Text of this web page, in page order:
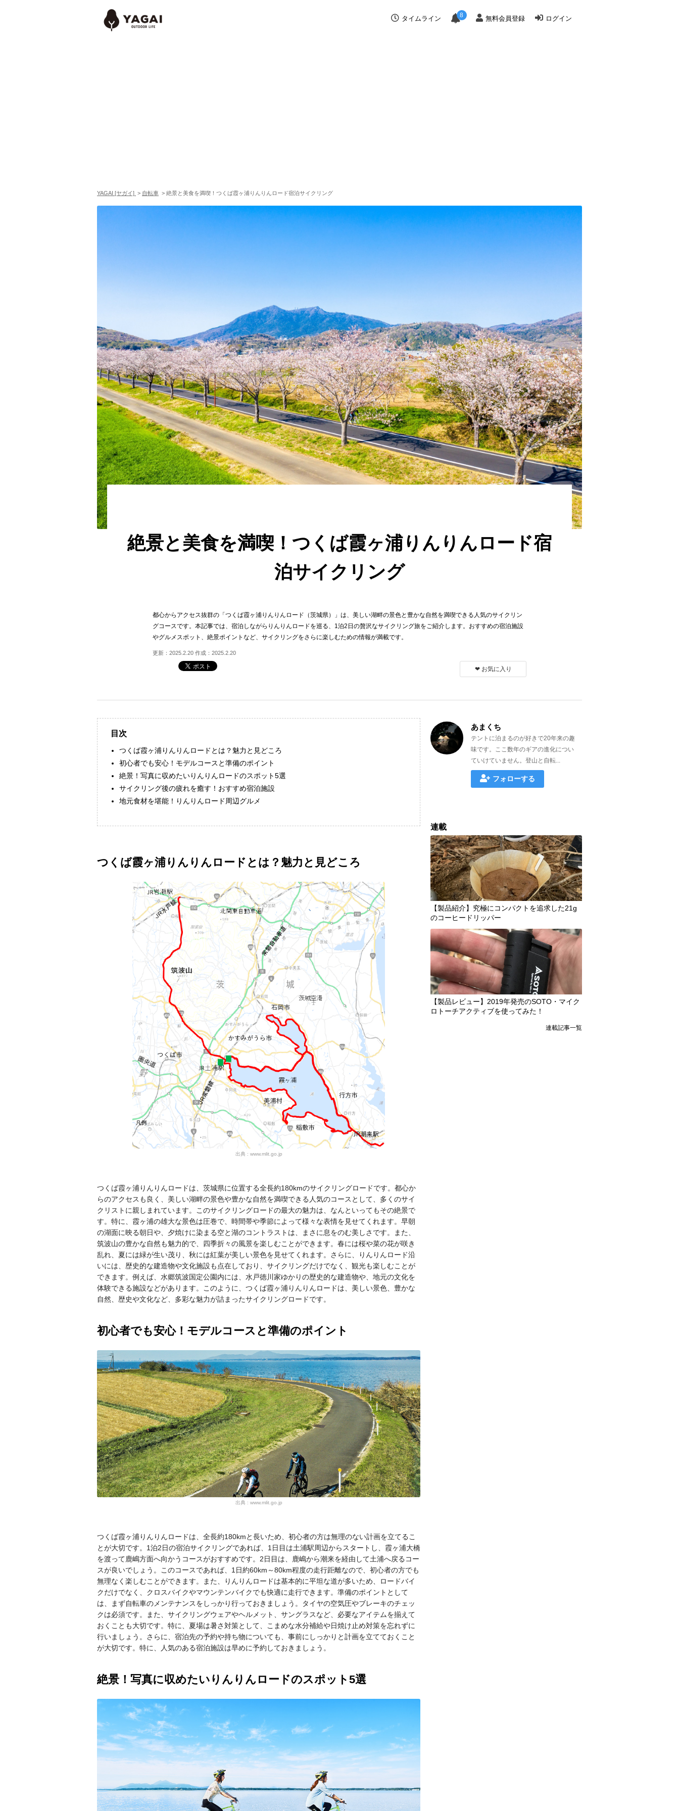
タイムライン 8 無料会員登録 ログイン
YAGAI [ヤガイ] > 自転車 > 絶景と美食を満喫！つくば霞ヶ浦りんりんロード宿泊サイクリング
絶景と美食を満喫！つくば霞ヶ浦りんりんロード宿
泊サイクリング
都心からアクセス抜群の「つくば霞ヶ浦りんりんロード（茨城県）」は、美しい湖畔の景色と豊かな自然を満喫できる人気のサイクリン
グコースです。本記事では、宿泊しながらりんりんロードを巡る、1泊2日の贅沢なサイクリング旅をご紹介します。おすすめの宿泊施設
やグルメスポット、絶景ポイントなど、サイクリングをさらに楽しむための情報が満載です。
更新：2025.2.20 作成：2025.2.20
❤︎ お気に入り
目次
つくば霞ヶ浦りんりんロードとは？魅力と見どころ
初心者でも安心！モデルコースと準備のポイント
絶景！写真に収めたいりんりんロードのスポット5選
サイクリング後の疲れを癒す！おすすめ宿泊施設
地元食材を堪能！りんりんロード周辺グルメ
つくば霞ヶ浦りんりんロードとは？魅力と見どころ
出典 : www.mlit.go.jp
つくば霞ヶ浦りんりんロードは、茨城県に位置する全長約180kmのサイクリングロードです。都心か
らのアクセスも良く、美しい湖畔の景色や豊かな自然を満喫できる人気のコースとして、多くのサイ
クリストに親しまれています。このサイクリングロードの最大の魅力は、なんといってもその絶景で
す。特に、霞ヶ浦の雄大な景色は圧巻で、時間帯や季節によって様々な表情を見せてくれます。早朝
の湖面に映る朝日や、夕焼けに染まる空と湖のコントラストは、まさに息をのむ美しさです。また、
筑波山の豊かな自然も魅力的で、四季折々の風景を楽しむことができます。春には桜や菜の花が咲き
乱れ、夏には緑が生い茂り、秋には紅葉が美しい景色を見せてくれます。さらに、りんりんロード沿
いには、歴史的な建造物や文化施設も点在しており、サイクリングだけでなく、観光も楽しむことが
できます。例えば、水郷筑波国定公園内には、水戸徳川家ゆかりの歴史的な建造物や、地元の文化を
体験できる施設などがあります。このように、つくば霞ヶ浦りんりんロードは、美しい景色、豊かな
自然、歴史や文化など、多彩な魅力が詰まったサイクリングロードです。
初心者でも安心！モデルコースと準備のポイント
出典 : www.mlit.go.jp
つくば霞ヶ浦りんりんロードは、全長約180kmと長いため、初心者の方は無理のない計画を立てるこ
とが大切です。1泊2日の宿泊サイクリングであれば、1日目は土浦駅周辺からスタートし、霞ヶ浦大橋
を渡って鹿嶋方面へ向かうコースがおすすめです。2日目は、鹿嶋から潮来を経由して土浦へ戻るコー
スが良いでしょう。このコースであれば、1日約60km～80km程度の走行距離なので、初心者の方でも
無理なく楽しむことができます。また、りんりんロードは基本的に平坦な道が多いため、ロードバイ
クだけでなく、クロスバイクやマウンテンバイクでも快適に走行できます。準備のポイントとして
は、まず自転車のメンテナンスをしっかり行っておきましょう。タイヤの空気圧やブレーキのチェッ
クは必須です。また、サイクリングウェアやヘルメット、サングラスなど、必要なアイテムを揃えて
おくことも大切です。特に、夏場は暑さ対策として、こまめな水分補給や日焼け止め対策を忘れずに
行いましょう。さらに、宿泊先の予約や持ち物についても、事前にしっかりと計画を立てておくこと
が大切です。特に、人気のある宿泊施設は早めに予約しておきましょう。
絶景！写真に収めたいりんりんロードのスポット5選
あまくち
テントに泊まるのが好きで20年来の趣
味です。ここ数年のギアの進化につい
ていけていません。登山と自転...
フォローする
連載
【製品紹介】究極にコンパクトを追求した21g
のコーヒードリッパー
【製品レビュー】2019年発売のSOTO・マイク
ロトーチアクティブを使ってみた！
連載記事一覧